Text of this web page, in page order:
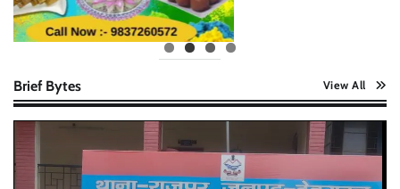
Brief Bytes View All